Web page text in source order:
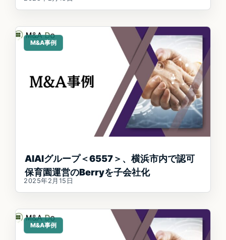
M&A事例
AIAIグループ＜6557＞、横浜市内で認可
保育園運営のBerryを子会社化
2025年2月15日
M&A事例